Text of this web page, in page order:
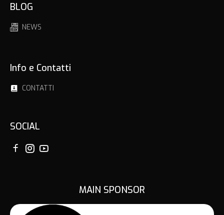
BLOG
NEWS
Info e Contatti
CONTATTI
SOCIAL
MAIN SPONSOR